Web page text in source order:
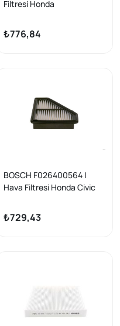
Filtresi Honda
V/HR-V 2008->
₺776,84
BOSCH F026400564 |
Hava Filtresi Honda Civic
₺729,43